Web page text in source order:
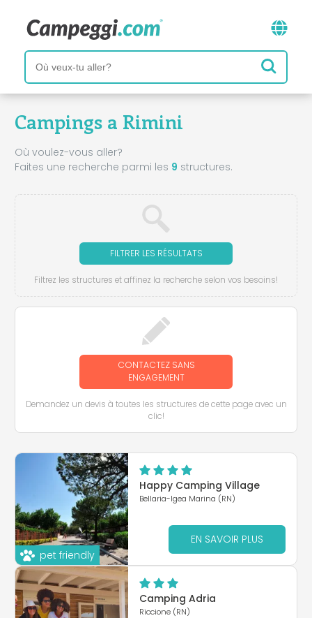
Campings a Rimini
Où voulez-vous aller?
Faites une recherche parmi les 9 structures.
FILTRER LES RÉSULTATS
Filtrez les structures et affinez la recherche selon vos besoins!
CONTACTEZ SANS
ENGAGEMENT
Demandez un devis à toutes les structures de cette page avec un
clic!
pet friendly
Happy Camping Village
Bellaria-Igea Marina (RN)
EN SAVOIR PLUS
Camping Adria
Riccione (RN)